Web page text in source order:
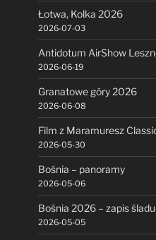
Łotwa, Kolka 2026
2026-07-03
Antidotum AirShow
2026-06-19
Granatowe góry 2026
2026-06-08
Film z Maramuresz
2026-05-30
Bośnia – panoramy
2026-05-06
Bośnia 2026 – zapis śladu
2026-05-05